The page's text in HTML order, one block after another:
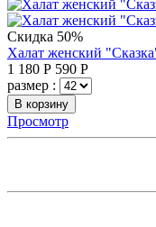
Скидка 50%
Халат женский
1 180 Р 590 Р
размер :
В корзину
Просмотр